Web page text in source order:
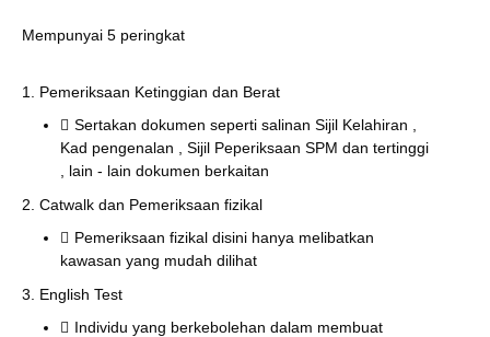
Mempunyai 5 peringkat
1. Pemeriksaan Ketinggian dan Berat
Sertakan dokumen seperti salinan Sijil Kelahiran ,
Kad pengenalan , Sijil Peperiksaan SPM dan tertinggi
, lain - lain dokumen berkaitan
2. Catwalk dan Pemeriksaan fizikal
Pemeriksaan fizikal disini hanya melibatkan
kawasan yang mudah dilihat
3. English Test
Individu yang berkebolehan dalam membuat